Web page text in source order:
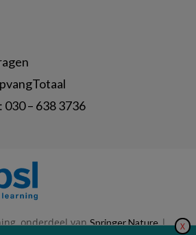
030 – 638 3736
onderdeel vanSpringer Nature| X